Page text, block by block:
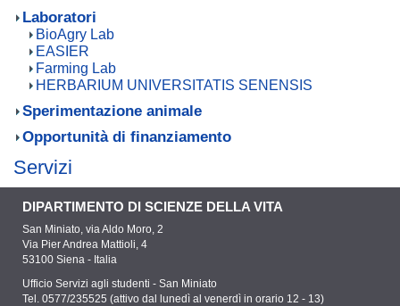
Laboratori
BioAgry Lab
EASIER
Farming Lab
HERBARIUM UNIVERSITATIS SENENSIS
Sperimentazione animale
Opportunità di finanziamento
Servizi
DIPARTIMENTO DI SCIENZE DELLA VITA
San Miniato, via Aldo Moro, 2
Via Pier Andrea Mattioli, 4
53100 Siena - Italia
Ufficio Servizi agli studenti - San Miniato
Tel. 0577/235525 (attivo dal lunedì al venerdì in orario 12 - 13)